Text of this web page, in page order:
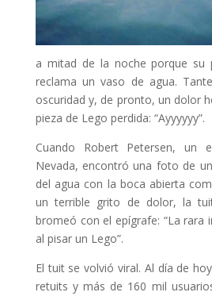
a mitad de la noche porque su
reclama un vaso de agua.
oscuridad y, de pronto, un dolor
pieza de Lego perdida: “Ayyyyyy”.
Cuando Robert Petersen, un
Nevada, encontró una foto de
del agua con la boca abierta
un terrible grito de dolor, la
bromeó con el epígrafe: “La rara
al pisar un Lego”.
El tuit se volvió viral. Al día de
retuits y más de 160 mil